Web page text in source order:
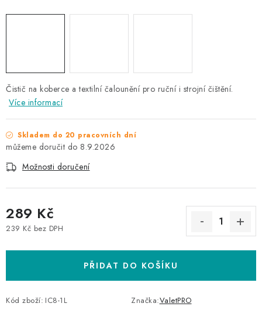
BYDLENÍ
Čistič na koberce a textilní čalounění pro ruční i strojní čištění.
Více informací
Skladem do 20 pracovních dní
8.9.2026
Možnosti doručení
289 Kč
239 Kč bez DPH
PŘIDAT DO KOŠÍKU
Kód zboží: IC8-1L Značka:ValetPRO